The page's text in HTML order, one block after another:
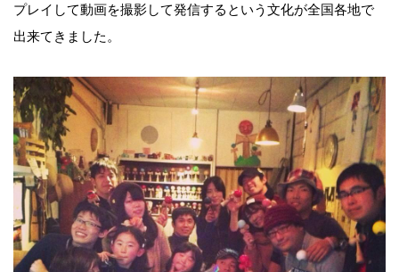
プレイして動画を撮影して発信するという文化が全国各地で
出来てきました。